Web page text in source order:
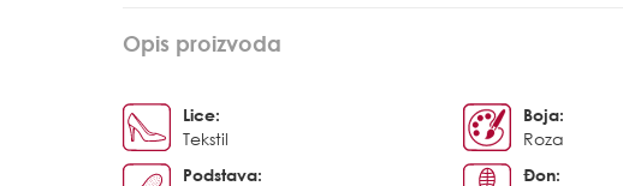
Opis proizvoda
Lice:
Tekstil
Boja:
Roza
Podstava:
Đon: